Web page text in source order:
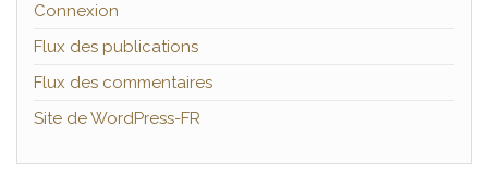
Connexion
Flux des publications
Flux des commentaires
Site de WordPress-FR